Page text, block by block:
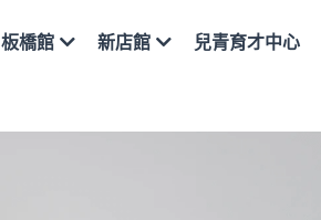
板橋館 新店館 兒青育才中心